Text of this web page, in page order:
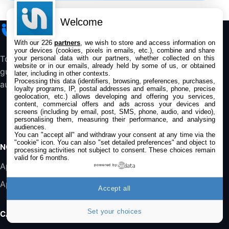
Casque Filaire avec Microphone Antibruit,
Pics de Volume pour Téléphones de Bureau
et Softphones
44,43€66,9€Amazon
Jabra Biz 2300 - Casque Mono supra-
auriculaire Quick Disconnect - Casque
Filaire avec Microphone Antibruit Pour
Téléphones de Bureau
31,87€ 88,29€ Amazon
Accessoire iRobot Roomba - Kit de
Rémplacement Roomba Séries 600
19,9€23,99€Amazon
Harman Kardon SoundSticks 5 Haut-Parleur
Bluetooth, Noir
Boulanger
Galaxy S25 FE 6,7\" 5G Nano SIM 128 Go
iPhone
Toute l’actualité Apple, les bons plans, les
guides et les analyses pour suivre l’écosystème
au quotidien.
NOS APPS
Application iPhone/iPad
Application Mac
CATÉGORIES
Welcome
With our 226partners , we wish to store and access information on
your devices (cookies, pixels in emails, etc.), combine and share
your personal data with our partners, whether collected on this
website or in our emails, already held by some of us, or obtained
later, including in other contexts.
Processing this data (identifiers, browsing, preferences, purchases,
loyalty programs, IP, postal addresses and emails, phone, precise
geolocation, etc.) allows developing and offering you services,
content, commercial offers and ads across your devices and
screens (including by email, post, SMS, phone, audio, and video),
personalising them, measuring their performance, and analysing
audiences.
You can "accept all" and withdraw your consent at any time via the
"cookie" icon. You can also "set detailed preferences" and object to
processing activities not subject to consent. These choices remain
valid for 6 months.
powered by
Set your choices
Accept all